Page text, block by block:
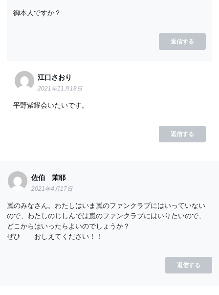
御本人ですか？
返信する
江口さおり
2021年11月18日
平野紫耀会いたいです。
返信する
佐伯 茉耶
2021年4月17日
嵐のみなさん。わたしはいま嵐のファンクラブにはいっていない
ので、わたしのじしんでは嵐のファンクラブにはいりたいので、
どこからはいったらよいのでしょうか？
ぜひ おしえてください！！
返信する